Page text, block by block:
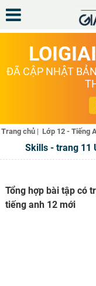
ĐÃ CẬP NHẬT
Trang chủ | Lớp 12 - Tiếng
Skills - trang 11
Tổng hợp bài tập có
tiếng anh 12 mới